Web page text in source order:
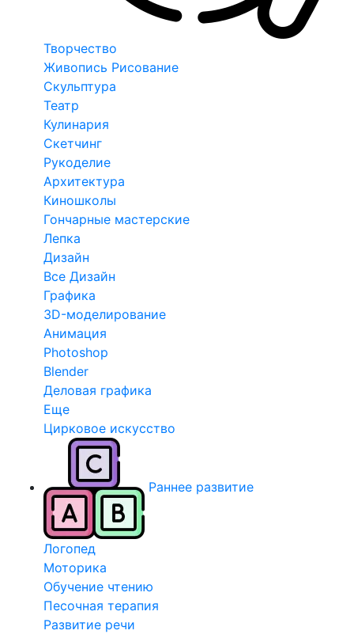
Творчество
Живопись Рисование
Скульптура
Театр
Кулинария
Скетчинг
Рукоделие
Архитектура
Киношколы
Гончарные мастерские
Лепка
Дизайн
Все Дизайн
Графика
3D-моделирование
Анимация
Photoshop
Blender
Деловая графика
Еще
Цирковое искусство
Раннее развитие
Логопед
Моторика
Обучение чтению
Песочная терапия
Развитие речи